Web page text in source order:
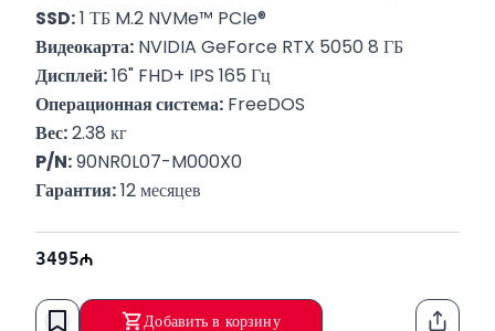
SSD: 1 ТБ M.2 NVMe™ PCIe®
Видеокарта: NVIDIA GeForce RTX 5050 8 ГБ
Дисплей: 16" FHD+ IPS 165 Гц
Операционная система: FreeDOS
Вес: 2.38 кг
P/N: 90NR0L07-M000X0
Гарантия: 12 месяцев
3495
Добавить в корзину